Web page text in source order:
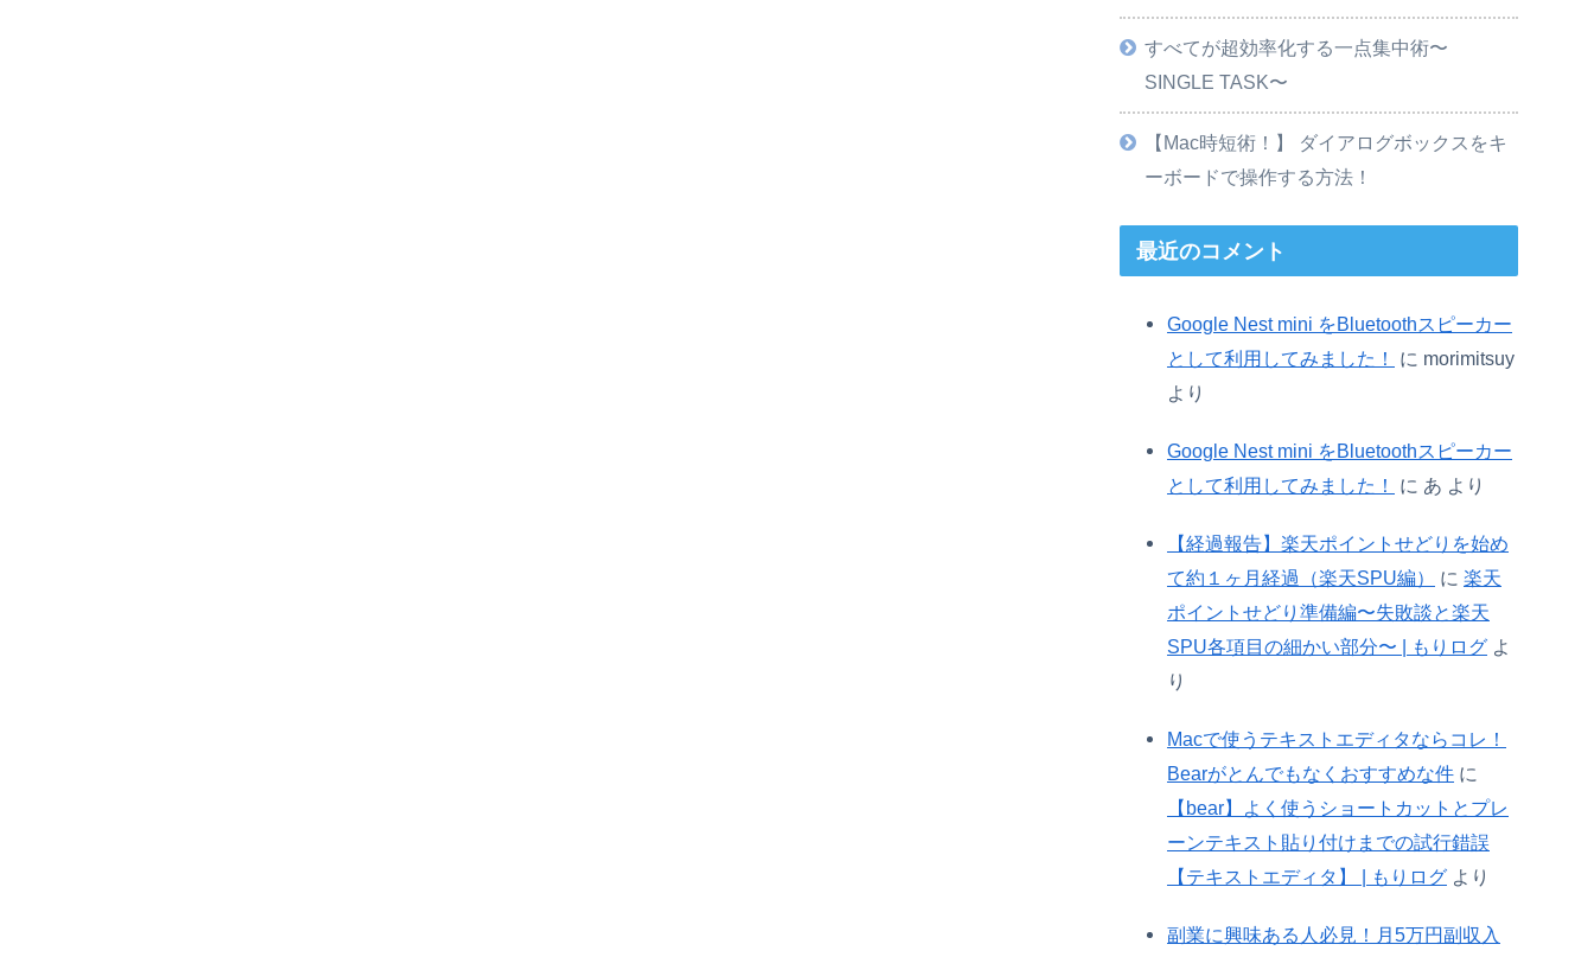
すべてが超効率化する一点集中術〜
SINGLE TASK〜
【Mac時短術！】 ダイアログボックスをキ
ーボードで操作する方法！
最近のコメント
Google Nest mini をBluetoothスピーカー
として利用してみました！
に morimitsuy
より
Google Nest mini をBluetoothスピーカー
として利用してみました！
に あ より
【経過報告】楽天ポイントせどりを始め
て約１ヶ月経過（楽天SPU編）
に 楽天
ポイントせどり準備編〜失敗談と楽天
SPU各項目の細かい部分〜 | もりログ よ
り
Macで使うテキストエディタならコレ！
Bearがとんでもなくおすすめな件 に
【bear】よく使うショートカットとプレ
ーンテキスト貼り付けまでの試行錯誤
【テキストエディタ】 | もりログ より
副業に興味ある人必見！月5万円副収入